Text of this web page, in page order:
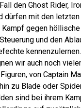
den Ghost Rider,
dürfen mit den
gegen
und den
wir auch noch
von Captain
zu Blade oder
sind bei ihrem